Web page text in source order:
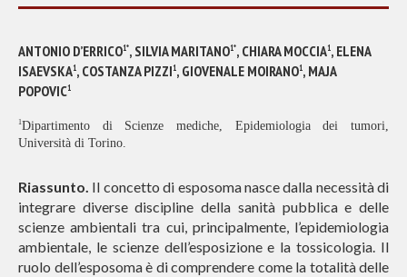
ANTONIO D’ERRICO1*, SILVIA MARITANO1*, CHIARA MOCCIA1, ELENA
ISAEVSKA1, COSTANZA PIZZI1, GIOVENALE MOIRANO1, MAJA
POPOVIC1
1Dipartimento di Scienze mediche, Epidemiologia dei tumori,
Università di Torino.
Riassunto. Il concetto di esposoma nasce dalla necessità di
integrare diverse discipline della sanità pubblica e delle
scienze ambientali tra cui, principalmente, l’epidemiologia
ambientale, le scienze dell’esposizione e la tossicologia. Il
ruolo dell’esposoma è di comprendere come la totalità delle